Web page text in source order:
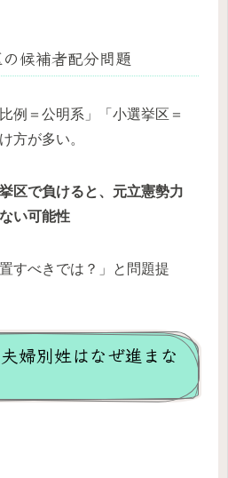
候補者配分問題
例＝公明系」「小選挙区＝
方が多い。
区で負けると、元立憲勢力
い可能性
すべきでは？」と問題提
婦別姓はなぜ進まな